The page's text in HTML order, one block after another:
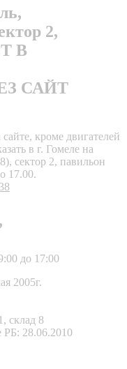
2,
В
САЙТ
кроме двигателей
в г. Гомеле на
сектор 2, павильон
17.00.
до 17:00
2005г.
склад 8
РБ: 28.06.2010